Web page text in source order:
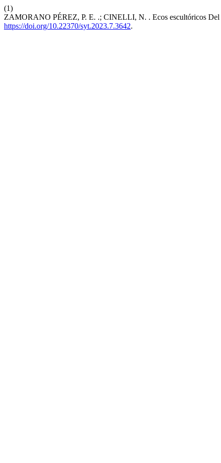
(1)
ZAMORANO PÉREZ, P. E. .; CINELLI, N. . Ecos escultóricos
https://doi.org/10.22370/syt.2023.7.3642.